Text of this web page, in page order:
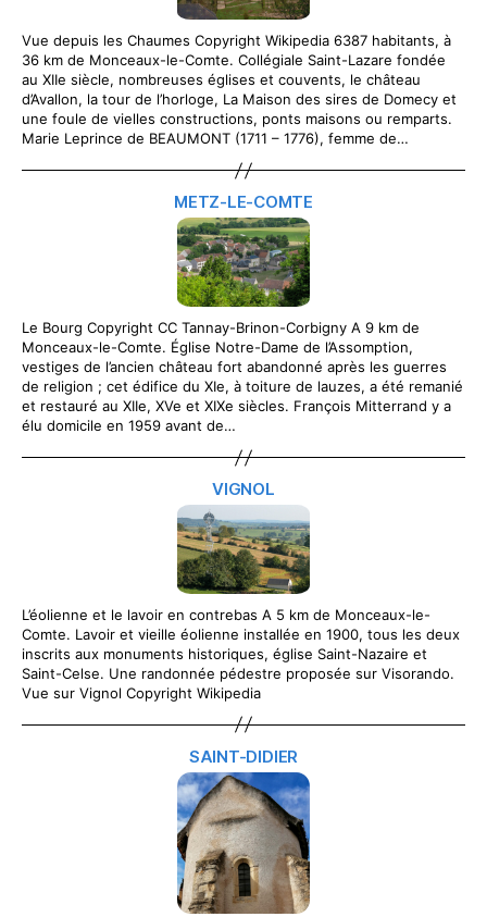
Vue depuis les Chaumes Copyright Wikipedia 6387 habitants, à
36 km de Monceaux-le-Comte. Collégiale Saint-Lazare fondée
au XIIe siècle, nombreuses églises et couvents, le château
d’Avallon, la tour de l’horloge, La Maison des sires de Domecy et
une foule de vielles constructions, ponts maisons ou remparts.
Marie Leprince de BEAUMONT (1711 – 1776), femme de…
METZ-LE-COMTE
Le Bourg Copyright CC Tannay-Brinon-Corbigny A 9 km de
Monceaux-le-Comte. Église Notre-Dame de l’Assomption,
vestiges de l’ancien château fort abandonné après les guerres
de religion ; cet édifice du XIe, à toiture de lauzes, a été remanié
et restauré au XIIe, XVe et XIXe siècles. François Mitterrand y a
élu domicile en 1959 avant de…
VIGNOL
L’éolienne et le lavoir en contrebas A 5 km de Monceaux-le-
Comte. Lavoir et vieille éolienne installée en 1900, tous les deux
inscrits aux monuments historiques, église Saint-Nazaire et
Saint-Celse. Une randonnée pédestre proposée sur Visorando.
Vue sur Vignol Copyright Wikipedia
SAINT-DIDIER